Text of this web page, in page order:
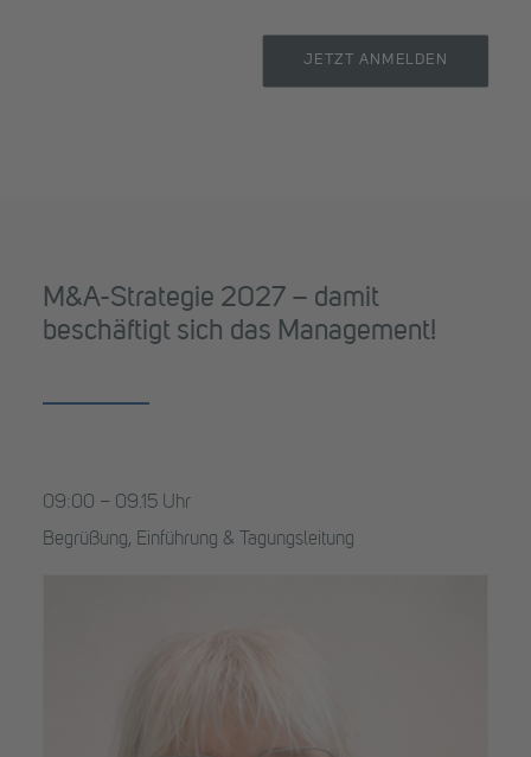
JETZT ANMELDEN
M&A-Strategie 2027 – damit
beschäftigt sich das Management!
09:00 – 09.15 Uhr
Begrüßung, Einführung & Tagungsleitung